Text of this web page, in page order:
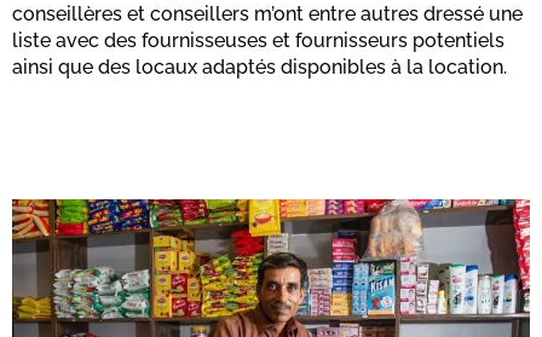
conseillères et conseillers m’ont entre autres dressé une
liste avec des fournisseuses et fournisseurs potentiels
ainsi que des locaux adaptés disponibles à la location.